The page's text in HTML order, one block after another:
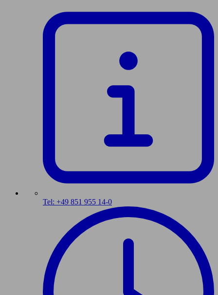
Tel: +49 851 955 14-0